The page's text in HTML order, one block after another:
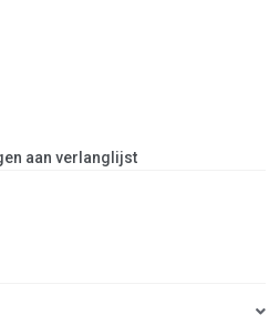
aan verlanglijst